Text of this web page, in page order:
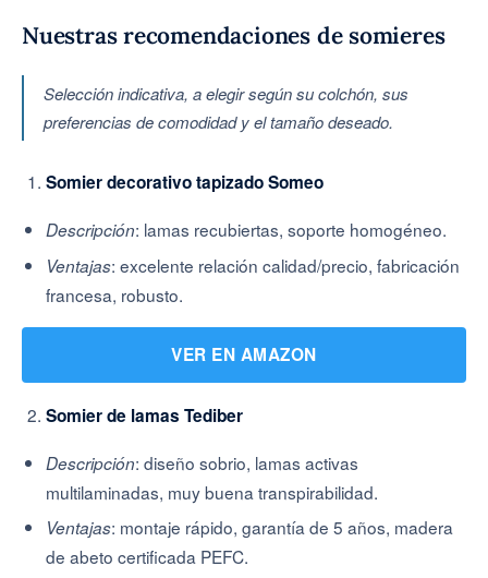
Nuestras recomendaciones de somieres
Selección indicativa, a elegir según su colchón, sus
preferencias de comodidad y el tamaño deseado.
Somier decorativo tapizado Someo
Descripción: lamas recubiertas, soporte homogéneo.
Ventajas: excelente relación calidad/precio, fabricación
francesa, robusto.
VER EN AMAZON
Somier de lamas Tediber
Descripción: diseño sobrio, lamas activas
multilaminadas, muy buena transpirabilidad.
Ventajas: montaje rápido, garantía de 5 años, madera
de abeto certificada PEFC.